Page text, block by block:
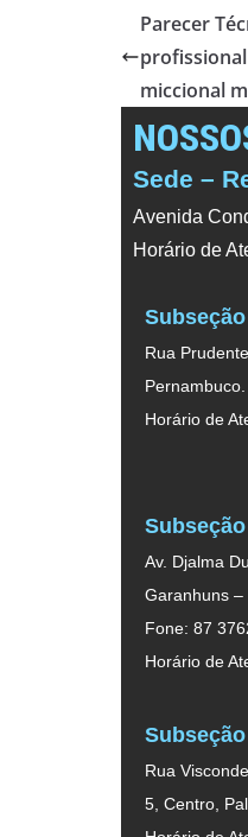
Parecer
miccional
Sede –
Avenida
Horário de
Rua
Horário de
Av. Djalma
Garanhuns –
Fone: 87
Horário de
Rua
5, Centro,